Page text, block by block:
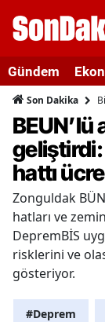
Gündem
Son Dakika
geliştirdi:
hattı
Zonguldak
hatları ve
DepremBİS
risklerini ve
gösteriyor.
#Deprem